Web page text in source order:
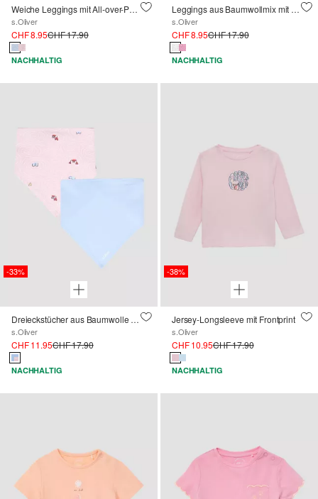
Weiche Leggings mit All-over-Print
s.Oliver
CHF 8.95CHF 17.90
NACHHALTIG
Leggings aus Baumwollmix mit All-over-Print
s.Oliver
CHF 8.95CHF 17.90
NACHHALTIG
-33%
Dreieckstücher aus Baumwolle im Doppelpack
s.Oliver
CHF 11.95CHF 17.90
NACHHALTIG
-38%
Jersey-Longsleeve mit Frontprint
s.Oliver
CHF 10.95CHF 17.90
NACHHALTIG